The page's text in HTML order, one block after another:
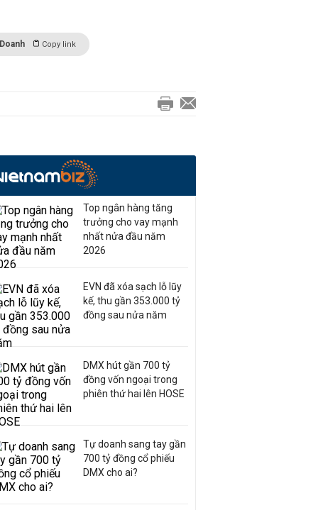
Copy link
Top ngân hàng tăng
trưởng cho vay mạnh
nhất nửa đầu năm
2026
EVN đã xóa sạch lỗ lũy
kế, thu gần 353.000 tỷ
đồng sau nửa năm
DMX hút gần 700 tỷ
đồng vốn ngoại trong
phiên thứ hai lên HOSE
Tự doanh sang tay gần
700 tỷ đồng cổ phiếu
DMX cho ai?